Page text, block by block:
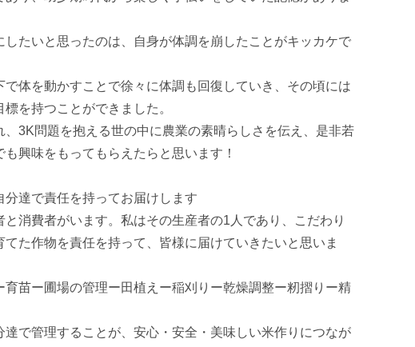
したいと思ったのは、自身が体調を崩したことがキッカケで
で体を動かすことで徐々に体調も回復していき、その頃には
を持つことができました。
、3K問題を抱える世の中に農業の素晴らしさを伝え、是非若
興味をもってもらえたらと思います！
達で責任を持ってお届けします
と消費者がいます。私はその生産者の1人であり、こだわり
てた作物を責任を持って、皆様に届けていきたいと思いま
育苗ー圃場の管理ー田植えー稲刈りー乾燥調整ー籾摺りー精
達で管理することが、安心・安全・美味しい米作りにつなが